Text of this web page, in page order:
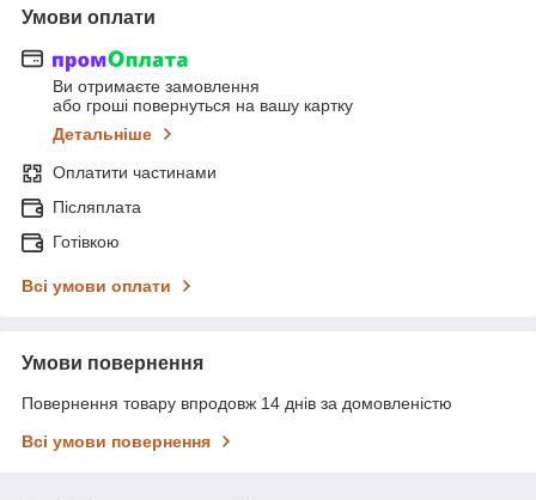
Умови оплати
Ви отримаєте замовлення
або гроші повернуться на вашу картку
Детальніше
Оплатити частинами
Післяплата
Готівкою
Всі умови оплати
Умови повернення
Повернення товару впродовж 14 днів за домовленістю
Всі умови повернення